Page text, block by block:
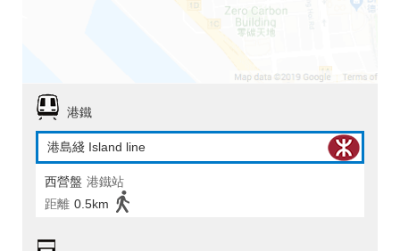
港鐵
港島綫 Island line
西營盤 港鐵站
距離 0.5km